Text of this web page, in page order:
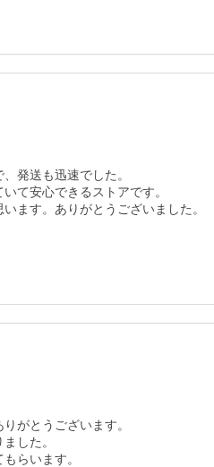
発送も迅速でした。
て安心できるストアです。
ます。ありがとうございました。
がとうございます。
した。
らいます。